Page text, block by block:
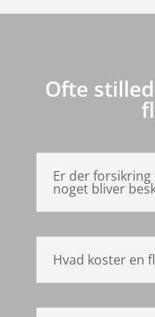
Ofte
Er der
noget bliver
Hvad koster en